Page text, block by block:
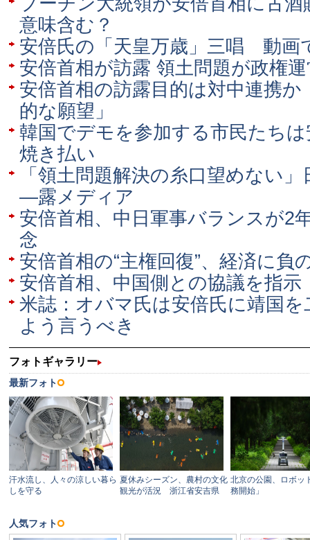
意味含む？
安倍氏の「天皇万歳」三唱 動画
安倍首相が訪露 領土問題が政権
安倍首相の訪露目的は対中連携
的な願望」
韓国でデモを参加する市民たち
焼き払い
「領土問題解決の糸口望めない
―露メディア
安倍首相、中日軍事バランスが2
念
安倍首相の“主権回復”、経済に負
安倍首相、中国側との協議を指示
米誌：オバマ氏は安倍氏に靖国
よう言うべき